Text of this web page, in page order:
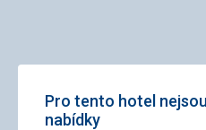
Pro tento hotel
nabídky